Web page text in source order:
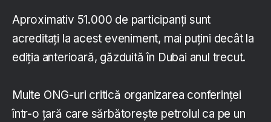
Aproximativ 51.000 de participanţi sunt
acreditaţi la acest eveniment, mai puţini decât la
ediţia anterioară, găzduită în Dubai anul trecut.
Multe ONG-uri critică organizarea conferinţei
într-o ţară care sărbătoreşte petrolul ca pe un